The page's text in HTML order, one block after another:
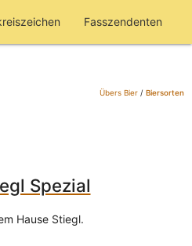
Fasszendenten
Übers Bier/ Biersorten
Spezial
Hause Stiegl.